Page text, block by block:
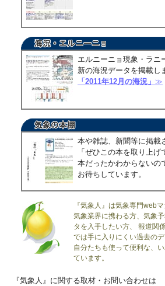
エルニーニョ現象・ラニ
新の海況データを掲載し
「2011年12月の海況」 ≫
本や雑誌、新聞等に掲載
「ぜひこの本を取り上
本だったかわからないの
お待ちしています。
『気象人』は気象専門webマ
気象業界に携わる方、気象
タを入手したい方、 報道関
では手に入りにくい過去の
自分たちも使って便利な、
ています。
『気象人』に関する取材・お問い合わせは